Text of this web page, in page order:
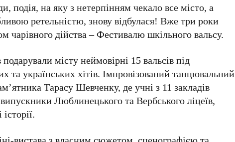
подія, на яку з нетерпінням чекало все місто, а
ретельністю, знову відбулася! Вже три роки
чарівного дійства – Фестивалю шкільного вальсу.
місту неймовірні 15 вальсів під
та українських хітів. Імпровізований танцювальний
Тарасу Шевченку, де учні з 11 закладів
Люблинецького та Вербського ліцеїв,